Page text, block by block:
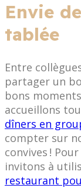
Envie
tablée
Entre
partager un
bons
accueillons
dîners en
compter sur
convives !
invitons à
restaurant